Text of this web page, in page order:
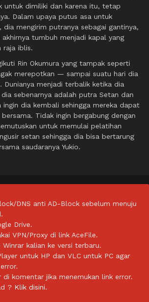
untuk dimiliki dan karena itu, tetap
Dalam upaya putus asa untuk
dia mengirim putranya sebagai gantinya,
tumbuh menjadi kapal yang
raja iblis.
Rin Okumura yang tampak seperti
merepotkan — sampai suatu hari dia
Dunianya menjadi terbalik ketika dia
sebenarnya adalah putra Setan dan
ingin dia kembali sehingga mereka dapat
bersama. Tidak ingin bergabung dengan
untuk memulai pelatihan
setan sehingga dia bisa bertarung
saudaranya Yukio.
DNS anti AD-Block sebelum menuju
Drive.
VPN/Proxy di link AceFile.
kalian ke versi terbaru.
untuk HP dan VLC untuk PC agar
di komentar jika menemukan link error.
? Klik disini.